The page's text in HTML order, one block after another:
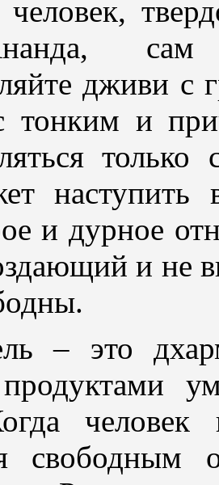
человек,
Ананда,
дживи с
тонким и
наступить
и дурное
и не
– это